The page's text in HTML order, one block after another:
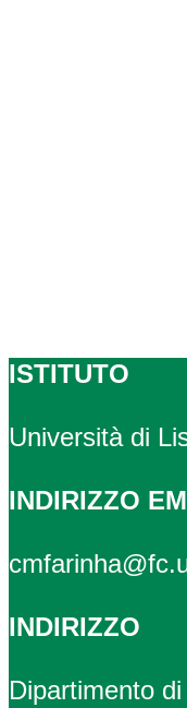
ISTITUTO
Università di
INDIRIZZO
INDIRIZZO
Dipartimento